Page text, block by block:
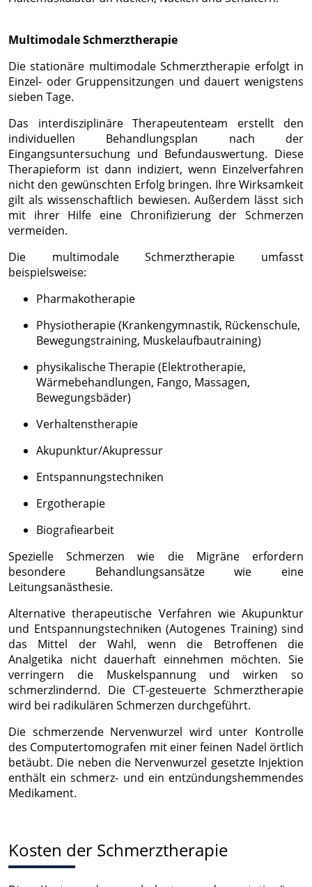
Multimodale Schmerztherapie
Die stationäre multimodale Schmerztherapie erfolgt in
Einzel- oder Gruppensitzungen und dauert wenigstens
sieben Tage.
Das interdisziplinäre Therapeutenteam erstellt den
individuellen Behandlungsplan nach der
Eingangsuntersuchung und Befundauswertung. Diese
Therapieform ist dann indiziert, wenn Einzelverfahren
nicht den gewünschten Erfolg bringen. Ihre Wirksamkeit
gilt als wissenschaftlich bewiesen. Außerdem lässt sich
mit ihrer Hilfe eine Chronifizierung der Schmerzen
vermeiden.
Die multimodale Schmerztherapie umfasst
beispielsweise:
Pharmakotherapie
Physiotherapie (Krankengymnastik, Rückenschule,
Bewegungstraining, Muskelaufbautraining)
physikalische Therapie (Elektrotherapie,
Wärmebehandlungen, Fango, Massagen,
Bewegungsbäder)
Verhaltenstherapie
Akupunktur/Akupressur
Entspannungstechniken
Ergotherapie
Biografiearbeit
Spezielle Schmerzen wie die Migräne erfordern
besondere Behandlungsansätze wie eine
Leitungsanästhesie.
Alternative therapeutische Verfahren wie Akupunktur
und Entspannungstechniken (Autogenes Training) sind
das Mittel der Wahl, wenn die Betroffenen die
Analgetika nicht dauerhaft einnehmen möchten. Sie
verringern die Muskelspannung und wirken so
schmerzlindernd. Die CT-gesteuerte Schmerztherapie
wird bei radikulären Schmerzen durchgeführt.
Die schmerzende Nervenwurzel wird unter Kontrolle
des Computertomografen mit einer feinen Nadel örtlich
betäubt. Die neben die Nervenwurzel gesetzte Injektion
enthält ein schmerz- und ein entzündungshemmendes
Medikament.
Kosten der Schmerztherapie